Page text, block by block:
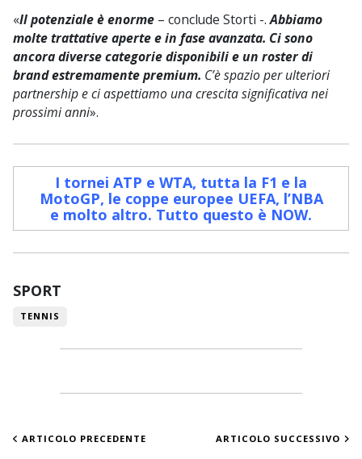
«Il potenziale è enorme– conclude Storti -.Abbiamo
molte trattative aperte e in fase avanzata. Ci sono
ancora diverse categorie disponibili e un roster di
brand estremamente premium. C’è spazio per ulteriori
partnership e ci aspettiamo una crescita significativa nei
prossimi anni».
I tornei ATP e WTA, tutta la F1 e la
MotoGP, le coppe europee UEFA, l’NBA
e molto altro. Tutto questo è NOW.
SPORT
TENNIS
ARTICOLO PRECEDENTE ARTICOLO SUCCESSIVO